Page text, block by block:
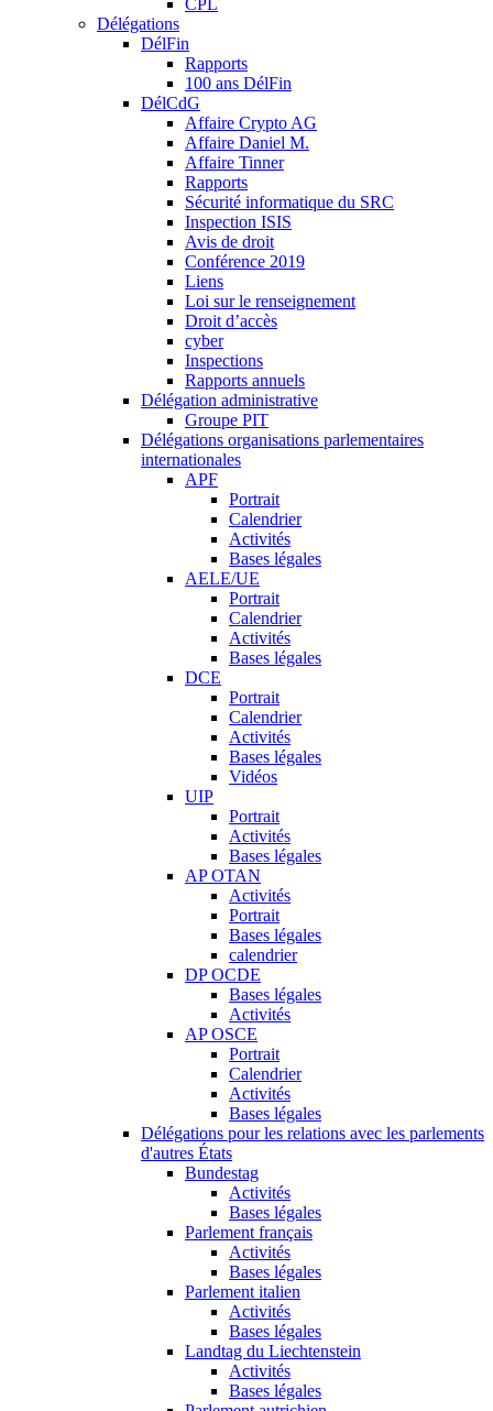
CPL
Délégations
DélFin
Rapports
100 ans DélFin
DélCdG
Affaire Crypto AG
Affaire Daniel M.
Affaire Tinner
Rapports
Sécurité informatique du SRC
Inspection ISIS
Avis de droit
Conférence 2019
Liens
Loi sur le renseignement
Droit d’accès
cyber
Inspections
Rapports annuels
Délégation administrative
Groupe PIT
Délégations organisations parlementaires
internationales
APF
Portrait
Calendrier
Activités
Bases légales
AELE/UE
Portrait
Calendrier
Activités
Bases légales
DCE
Portrait
Calendrier
Activités
Bases légales
Vidéos
UIP
Portrait
Activités
Bases légales
AP OTAN
Activités
Portrait
Bases légales
calendrier
DP OCDE
Bases légales
Activités
AP OSCE
Portrait
Calendrier
Activités
Bases légales
Délégations pour les relations avec les parlements
d'autres États
Bundestag
Activités
Bases légales
Parlement français
Activités
Bases légales
Parlement italien
Activités
Bases légales
Landtag du Liechtenstein
Activités
Bases légales